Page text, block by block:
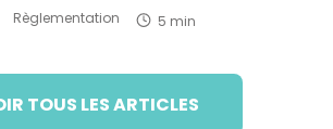
Règlementation 5 min
TOUS LES ARTICLES